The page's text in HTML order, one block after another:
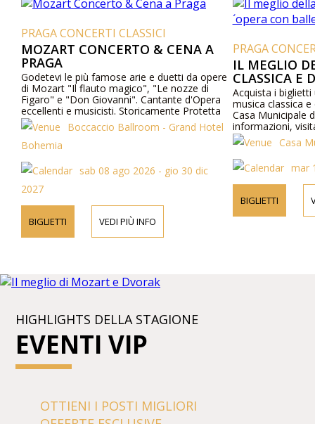
PRAGA CONCERTI CLASSICI
MOZART CONCERTO & CENA A
PRAGA
Godetevi le più famose arie e duetti da opere
di Mozart "Il flauto magico", "Le nozze di
Figaro" e "Don Giovanni". Cantante d'Opera
eccellenti e musicisti. Storicamente Protetta
Hall nel centro di Praga. Cucina eccezionale.
Boccaccio Ballroom - Grand Hotel
Bohemia
sab 08 ago 2026 - gio 30 dic
2027
BIGLIETTI VEDI PIÙ INFO
PRAGA
IL MEGLIO
CLASSICA E
BALLETTO
Acquista i
musica classica
Casa Municipale
informazioni,
Casa
mar
BIGLIETTI
HIGHLIGHTS DELLA STAGIONE
EVENTI VIP
OTTIENI I POSTI MIGLIORI